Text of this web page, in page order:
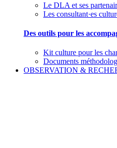
Le DLA et ses
Les consultant·es
Des outils pour les
Kit culture pour les
Documents
OBSERVATION &